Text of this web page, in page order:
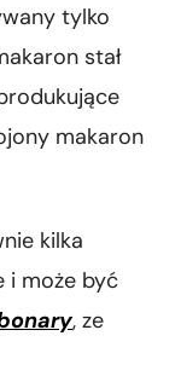
tylko
stał
makaron
kilka
i może być
, ze